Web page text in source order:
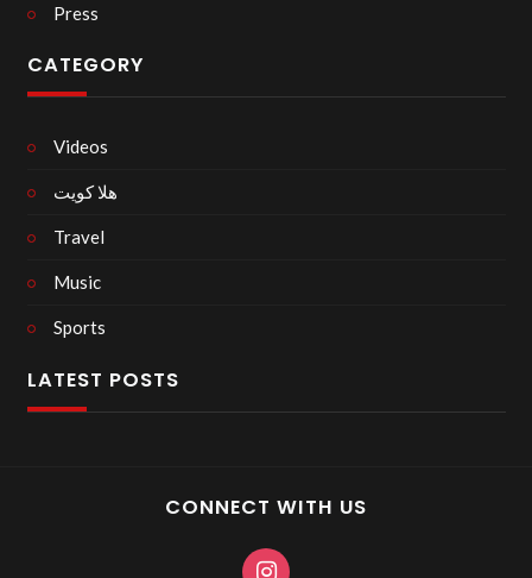
Press
CATEGORY
Videos
هلا كويت
Travel
Music
Sports
LATEST POSTS
CONNECT WITH US